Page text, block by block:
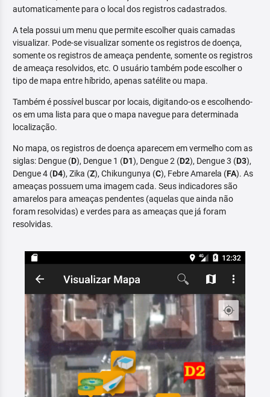
automaticamente para o local dos registros cadastrados.
A tela possui um menu que permite escolher quais camadas
visualizar. Pode-se visualizar somente os registros de doença,
somente os registros de ameaça pendente, somente os registros
de ameaça resolvidos, etc. O usuário também pode escolher o
tipo de mapa entre híbrido, apenas satélite ou mapa.
Também é possível buscar por locais, digitando-os e escolhendo-
os em uma lista para que o mapa navegue para determinada
localização.
No mapa, os registros de doença aparecem em vermelho com as
siglas: Dengue (D), Dengue 1 (D1), Dengue 2 (D2), Dengue 3 (D3),
Dengue 4 (D4), Zika (Z), Chikungunya (C), Febre Amarela (FA). As
ameaças possuem uma imagem cada. Seus indicadores são
amarelos para ameaças pendentes (aquelas que ainda não
foram resolvidas) e verdes para as ameaças que já foram
resolvidas.